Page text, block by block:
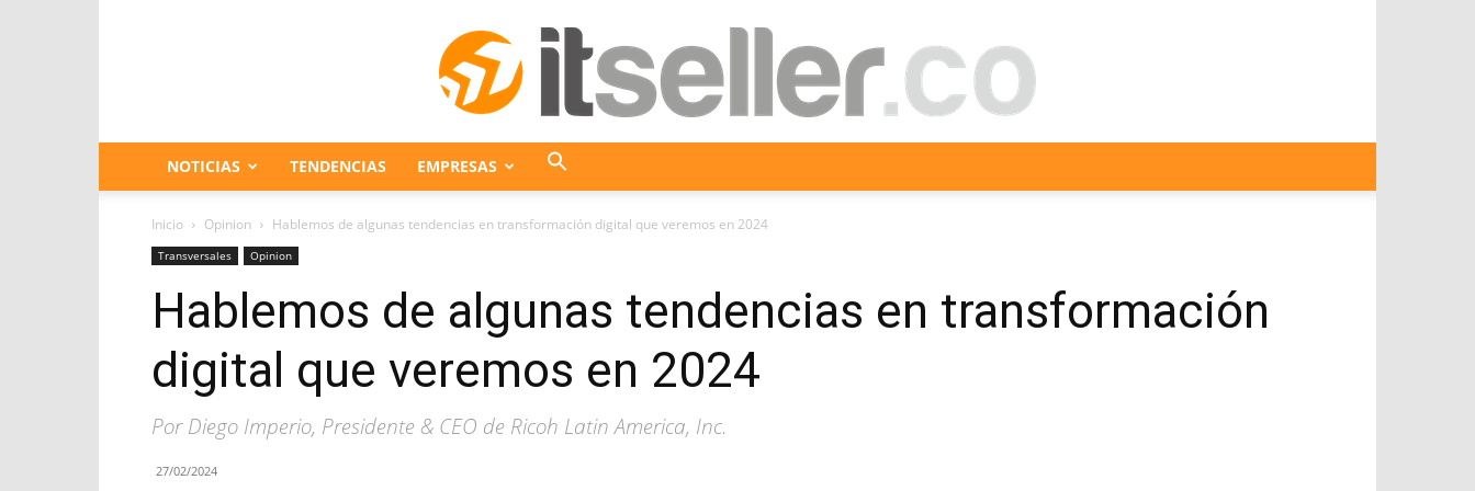
ITseller
Colombia
NOTICIAS TENDENCIAS EMPRESAS
Inicio Opinion Hablemos de algunas tendencias en transformación digital que veremos en 2024
Transversales Opinion
Hablemos de algunas tendencias en transformación
digital que veremos en 2024
Por Diego Imperio, Presidente & CEO de Ricoh Latin America, Inc.
27/02/2024